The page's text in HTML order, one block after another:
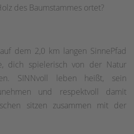
des Baumstammes ortet?
dem 2,0 km langen SinnePfad
dich spielerisch von der Natur
SINNvoll leben heißt, sein
und respektvoll damit
sitzen zusammen mit der